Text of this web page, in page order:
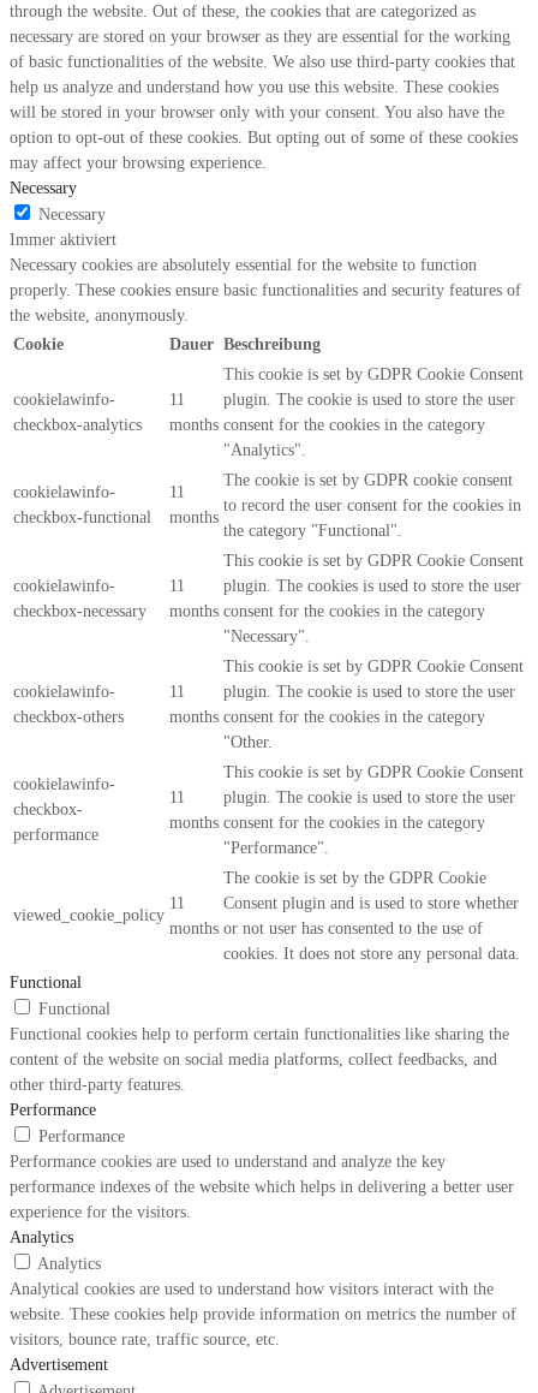
through the website. Out of these, the cookies that are categorized as
necessary are stored on your browser as they are essential for the working
of basic functionalities of the website. We also use third-party cookies that
help us analyze and understand how you use this website. These cookies
will be stored in your browser only with your consent. You also have the
option to opt-out of these cookies. But opting out of some of these cookies
may affect your browsing experience.
Necessary
Necessary
Immer aktiviert
Necessary cookies are absolutely essential for the website to function
properly. These cookies ensure basic functionalities and security features of
the website, anonymously.
Cookie
Dauer Beschreibung
cookielawinfo-
checkbox-analytics
11
months
This cookie is set by GDPR Cookie Consent
plugin. The cookie is used to store the user
consent for the cookies in the category
"Analytics".
cookielawinfo-
checkbox-functional
11
months
The cookie is set by GDPR cookie consent
to record the user consent for the cookies in
the category "Functional".
cookielawinfo-
checkbox-necessary
11
months
This cookie is set by GDPR Cookie Consent
plugin. The cookies is used to store the user
consent for the cookies in the category
"Necessary".
cookielawinfo-
checkbox-others
11
months
This cookie is set by GDPR Cookie Consent
plugin. The cookie is used to store the user
consent for the cookies in the category
"Other.
cookielawinfo-
checkbox-
performance
11
months
This cookie is set by GDPR Cookie Consent
plugin. The cookie is used to store the user
consent for the cookies in the category
"Performance".
viewed_cookie_policy
11
months
The cookie is set by the GDPR Cookie
Consent plugin and is used to store whether
or not user has consented to the use of
cookies. It does not store any personal data.
Functional
Functional
Functional cookies help to perform certain functionalities like sharing the
content of the website on social media platforms, collect feedbacks, and
other third-party features.
Performance
Performance
Performance cookies are used to understand and analyze the key
performance indexes of the website which helps in delivering a better user
experience for the visitors.
Analytics
Analytics
Analytical cookies are used to understand how visitors interact with the
website. These cookies help provide information on metrics the number of
visitors, bounce rate, traffic source, etc.
Advertisement